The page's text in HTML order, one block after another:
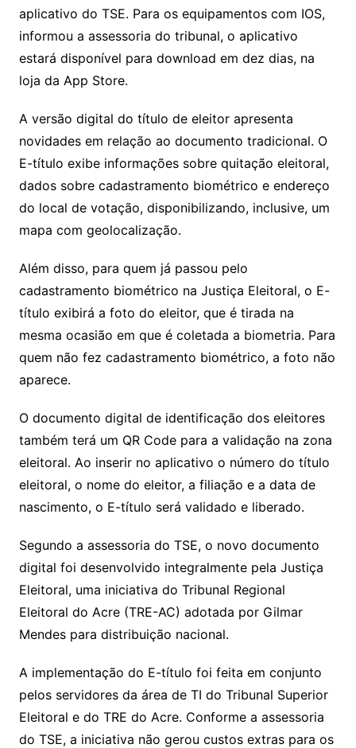
aplicativo do TSE. Para os equipamentos com IOS,
informou a assessoria do tribunal, o aplicativo
estará disponível para download em dez dias, na
loja da App Store.
A versão digital do título de eleitor apresenta
novidades em relação ao documento tradicional. O
E-título exibe informações sobre quitação eleitoral,
dados sobre cadastramento biométrico e endereço
do local de votação, disponibilizando, inclusive, um
mapa com geolocalização.
Além disso, para quem já passou pelo
cadastramento biométrico na Justiça Eleitoral, o E-
título exibirá a foto do eleitor, que é tirada na
mesma ocasião em que é coletada a biometria. Para
quem não fez cadastramento biométrico, a foto não
aparece.
O documento digital de identificação dos eleitores
também terá um QR Code para a validação na zona
eleitoral. Ao inserir no aplicativo o número do título
eleitoral, o nome do eleitor, a filiação e a data de
nascimento, o E-título será validado e liberado.
Segundo a assessoria do TSE, o novo documento
digital foi desenvolvido integralmente pela Justiça
Eleitoral, uma iniciativa do Tribunal Regional
Eleitoral do Acre (TRE-AC) adotada por Gilmar
Mendes para distribuição nacional.
A implementação do E-título foi feita em conjunto
pelos servidores da área de TI do Tribunal Superior
Eleitoral e do TRE do Acre. Conforme a assessoria
do TSE, a iniciativa não gerou custos extras para os